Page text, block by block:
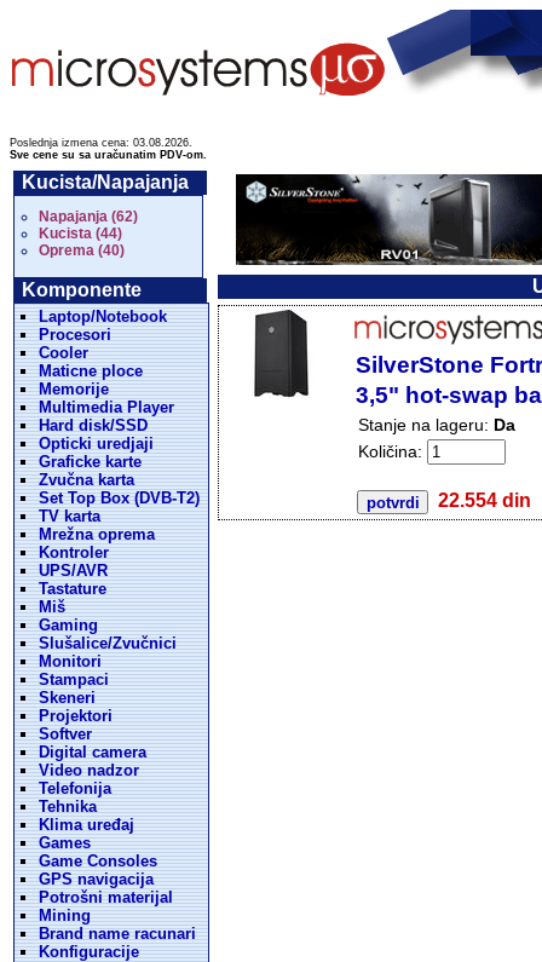
Poslednja izmena cena: 03.08.2026.
Sve cene su sa uračunatim PDV-om.
Kucista/Napajanja
Napajanja (62)
Kucista (44)
Oprema (40)
Komponente
Laptop/Notebook
Procesori
Cooler
Maticne ploce
Memorije
Multimedia Player
Hard disk/SSD
Opticki uredjaji
Graficke karte
Zvučna karta
Set Top Box (DVB-T2)
TV karta
Mrežna oprema
Kontroler
UPS/AVR
Tastature
Miš
Gaming
Slušalice/Zvučnici
Monitori
Stampaci
Skeneri
Projektori
Softver
Digital camera
Video nadzor
Telefonija
Tehnika
Klima uređaj
Games
Game Consoles
GPS navigacija
Potrošni materijal
Mining
Brand name racunari
Konfiguracije
SilverStone
3,5" hot-swap
Stanje na lageru: Da
Količina:
22.554 din